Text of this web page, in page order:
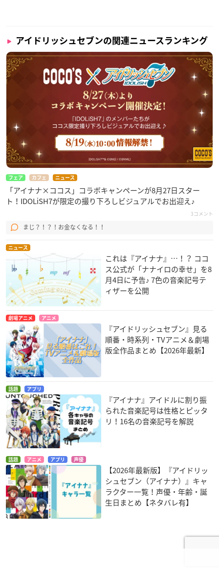
アイドリッシュセブンの関連ニュースランキング
フェア カフェ ニュース
「アイナナ×ココス」コラボキャンペーンが8月27日スター
ト！IDOLiSH7が限定の撮り下ろしビジュアルでお出迎え♪
3コメント
まじ？！？！お金なくなる！！
ニュース
これは『アイナナ』…！？ ココ
ス公式が「ナナイロの幸せ」を8
月4日に予告♪ 7色の音楽記号テ
ィザーを公開
劇場アニメ アニメ
『アイドリッシュセブン』見る
順番・時系列・TVアニメ＆劇場
版全作品まとめ【2026年最新】
話題 アプリ
『アイナナ』アイドルに割り振
られた音楽記号は性格とピッタ
リ！16名の音楽記号を解説
話題 アニメ アプリ 声優
【2026年最新版】『アイドリッ
シュセブン（アイナナ）』キャ
ラクター一覧！声優・年齢・誕
生日まとめ【ネタバレ有】